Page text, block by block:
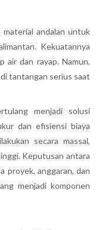
material andalan untuk
Kekuatannya
air dan rayap. Namun,
tantangan serius saat
menjadi solusi
dan efisiensi biaya
secara massal,
Keputusan antara
proyek, anggaran, dan
menjadi komponen